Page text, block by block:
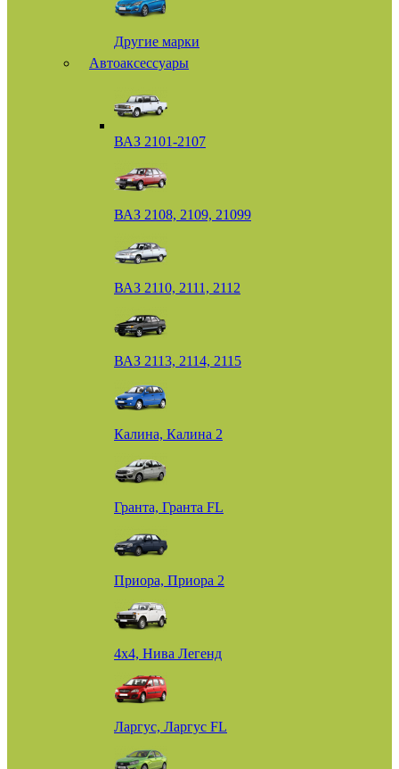
Другие марки
Автоаксессуары
ВАЗ 2101-2107
ВАЗ 2108, 2109, 21099
ВАЗ 2110, 2111, 2112
ВАЗ 2113, 2114, 2115
Калина, Калина 2
Гранта, Гранта FL
Приора, Приора 2
4х4, Нива Легенд
Ларгус, Ларгус FL